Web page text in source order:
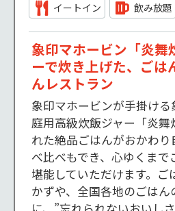
イートイン
飲み放題
象印マホービン「炎舞
ーで炊き上げた、ごは
んレストラン
象印マホービンが手掛け
庭用高級炊飯ジャー「炎舞
れた絶品ごはんがおかわ
べ比べもでき、心ゆくまで
堪能していただけます。ご
かずや、全国各地のごはん